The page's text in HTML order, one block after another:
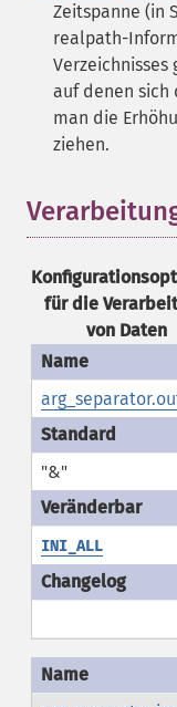
Zeitspanne (in
realpath-
Verzeichnisses
auf denen sich
man die
ziehen.
für die
von Daten
"&"
INI_ALL